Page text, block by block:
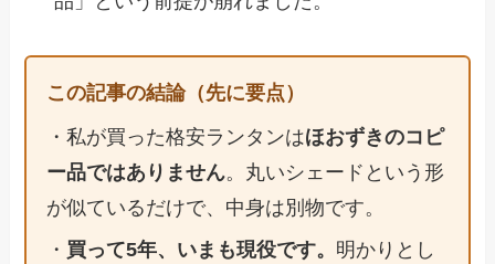
この記事の結論（先に要点）
・私が買った格安ランタンはほおずきのコピ
ー品ではありません。丸いシェードという形
が似ているだけで、中身は別物です。
・ 買って5年、いまも現役です。 明かりとし